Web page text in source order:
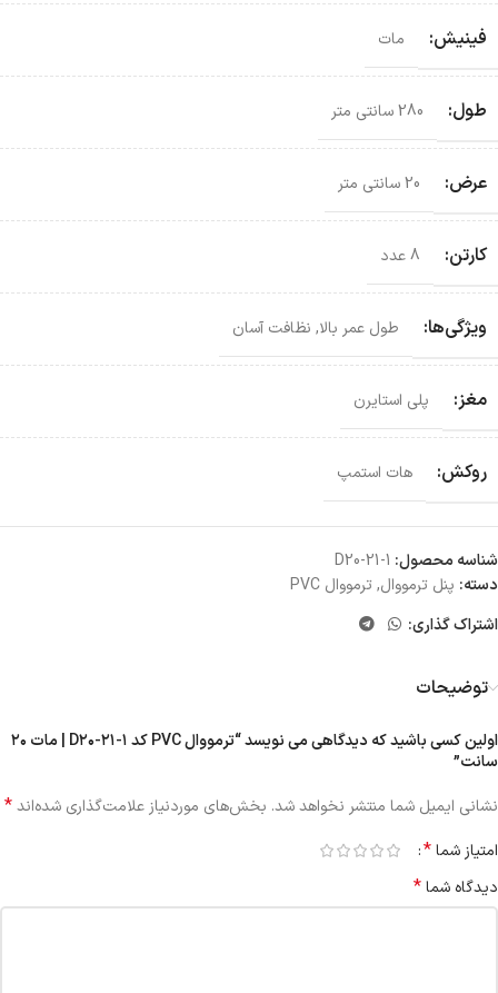
فینیش: مات
طول: 280 سانتی متر
عرض: 20 سانتی متر
کارتن: 8 عدد
ویژگی‌ها: طول عمر بالا, نظافت آسان
مغز: پلی استایرن
روکش: هات استمپ
شناسه محصول: D20-21-1
دسته: پنل ترمووال,ترمووال PVC
اشتراک گذاری:
توضیحات
اولین کسی باشید که دیدگاهی می نویسد “ترمووال PVC کد D۲۰-۲۱-۱ | مات ۲۰
سانت”
نشانی ایمیل شما منتشر نخواهد شد. بخش‌های موردنیاز علامت‌گذاری شده‌اند*
امتیاز شما*
دیدگاه شما*